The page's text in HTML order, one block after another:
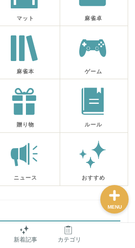
マット 麻雀卓
麻雀本 ゲーム
贈り物 ルール
ニュース おすすめ
つの新作「デジタル麻雀システ
新着記事 カテゴリ
MENU
雀グッズ研究所のサイ
トマップ
プロフィール
おすすめ